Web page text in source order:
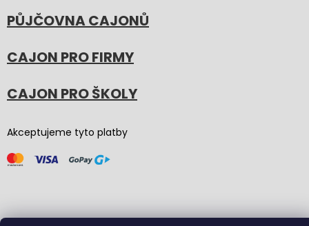
PŮJČOVNA CAJONŮ
CAJON PRO FIRMY
CAJON PRO ŠKOLY
Akceptujeme tyto platby